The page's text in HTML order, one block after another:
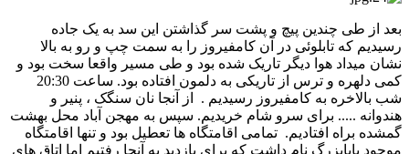
بعد از طی چندین پیچ و پشت سر گذاشتن این سد به یک جاده
رسیدیم که تابلوئی در آن کامفیروز را به سمت چپ و رو به بالا
نشان میداد هوا دیگر تاریک شده بود و طی مسیر واقعا سخت بود و
کمی دلهره و ترس از تاریکی به دلمون افتاده بود. ساعت 20:30
شب بالاخره به کامفیروز رسیدیم . از آنجا نان سنگک ، پنیر و
هندوانه ..... برای سرو شام خریدیم. سپس به مهجن آباد محل بهشت
گمشده براه افتادیم. تمامی اقامتگاه ها تعطیل بود و تنها اقامتگاه
موجود بابابزرگ نام داشت که برای بازدید به آنجا رفتیم اما اتاق های